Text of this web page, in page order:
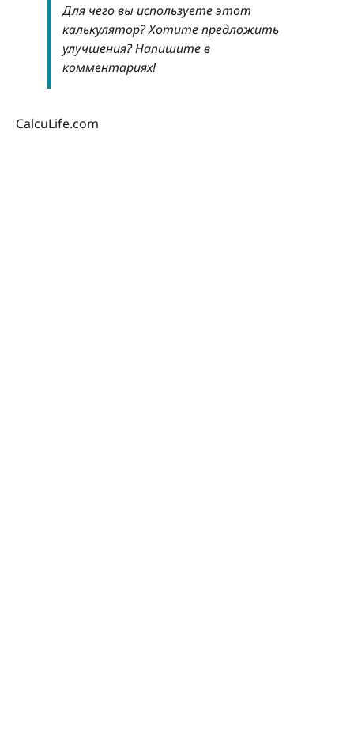
Для чего вы используете этот
калькулятор? Хотите предложить
улучшения? Напишите в
комментариях!
CalcuLife.com